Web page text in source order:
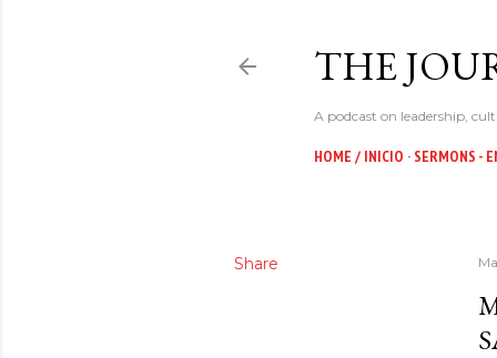
THE
A podcast on leadership,
HOME / INICIO SERMONS -
Share